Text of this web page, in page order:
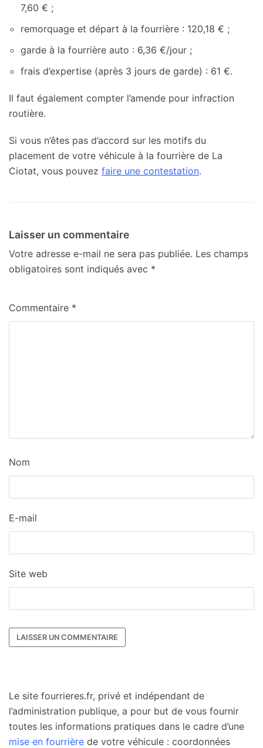
7,60 € ;
remorquage et départ à la fourrière : 120,18 € ;
garde à la fourrière auto : 6,36 €/jour ;
frais d’expertise (après 3 jours de garde) : 61 €.
Il faut également compter l’amende pour infraction
routière.
Si vous n’êtes pas d’accord sur les motifs du
placement de votre véhicule à la fourrière de La
Ciotat, vous pouvez faire une contestation.
Laisser un commentaire
Votre adresse e-mail ne sera pas publiée. Les champs
obligatoires sont indiqués avec *
Commentaire *
Nom
E-mail
Site web
Le site fourrieres.fr, privé et indépendant de
l’administration publique, a pour but de vous fournir
toutes les informations pratiques dans le cadre d’une
mise en fourrière de votre véhicule : coordonnées